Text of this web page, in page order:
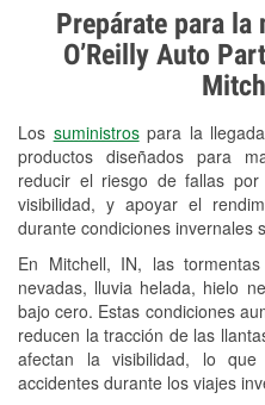
Prepárate para la
O’Reilly Auto
Los suministrospara la
productos diseñados para
reducir el riesgo de fallas
visibilidad, y apoyar el
durante condiciones invernales
En Mitchell, IN, las
nevadas, lluvia helada, hielo
bajo cero. Estas condiciones
reducen la tracción de las
afectan la visibilidad, lo
accidentes durante los viajes
Prueba de
arrancadores
Revisión de la
Reciclaje de
Instalación de
Instalación de
Programa de
Herramientas
Rectificación
freno